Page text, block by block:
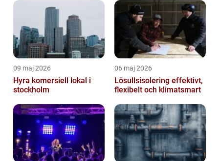
09 maj 2026
Hyra komersiell lokal i
stockholm
06 maj 2026
Lösullsisolering effektivt,
flexibelt och klimatsmart